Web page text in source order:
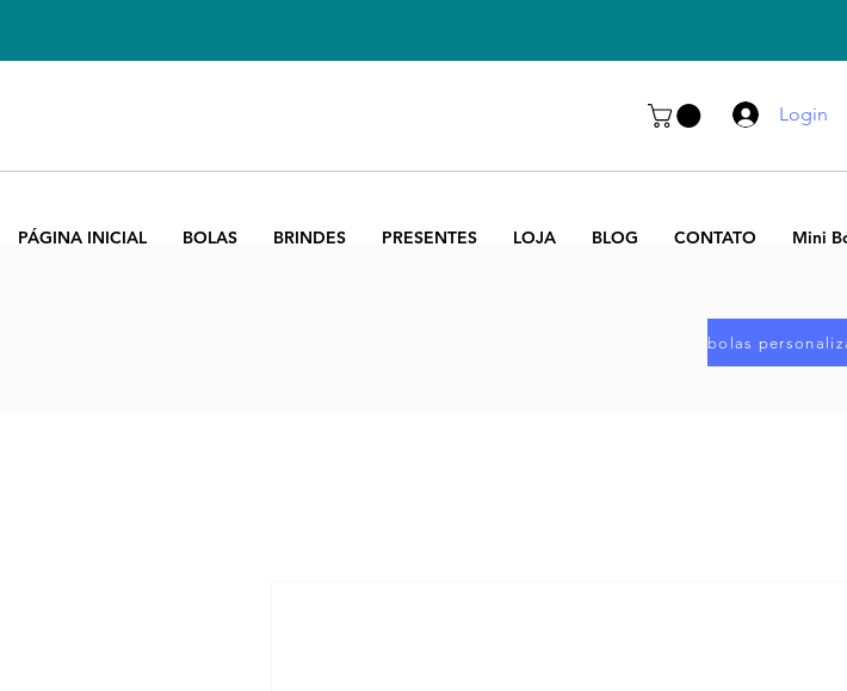
PÁGINA INICIAL BOLAS BRINDES PRESENTES LOJA BLOG CONTATO Mini
Login